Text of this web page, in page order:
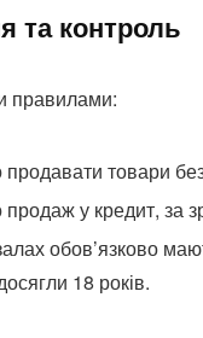
та контроль
правилами:
товари
у кредит, за
обов’язково
18 років.